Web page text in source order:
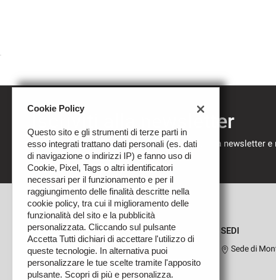
Iscriviti alla newsletter
Compila il modulo sottostante per iscriverti alla newsletter e
nostre novità.
SEDI
Sede di
Cookie Policy
Questo sito e gli strumenti di terze parti in
esso integrati trattano dati personali (es. dati
di navigazione o indirizzi IP) e fanno uso di
Cookie, Pixel, Tags o altri identificatori
necessari per il funzionamento e per il
raggiungimento delle finalità descritte nella
cookie policy, tra cui il miglioramento delle
funzionalità del sito e la pubblicità
personalizzata. Cliccando sul pulsante
Accetta Tutti dichiari di accettare l'utilizzo di
queste tecnologie. In alternativa puoi
personalizzare le tue scelte tramite l'apposito
pulsante. Scopri di più e personalizza.